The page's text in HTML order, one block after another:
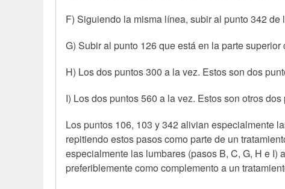
F) Siguiendo la misma línea, subir al punto 342 de
G) Subir al punto 126 que está en la parte superior
H) Los dos puntos 300 a la vez. Estos son dos
I) Los dos puntos 560 a la vez. Estos son otros
Los puntos 106, 103 y 342 alivian especialmente
repitiendo estos pasos como parte de un
especialmente las lumbares (pasos B, C, G, H e
preferiblemente como complemento a un